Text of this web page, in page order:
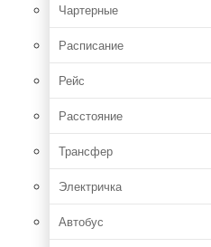
Чартерные
Расписание
Рейс
Расстояние
Трансфер
Электричка
Автобус